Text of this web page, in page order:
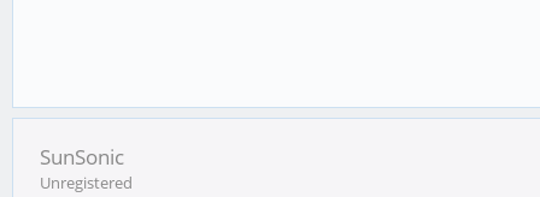
SunSonic
Unregistered